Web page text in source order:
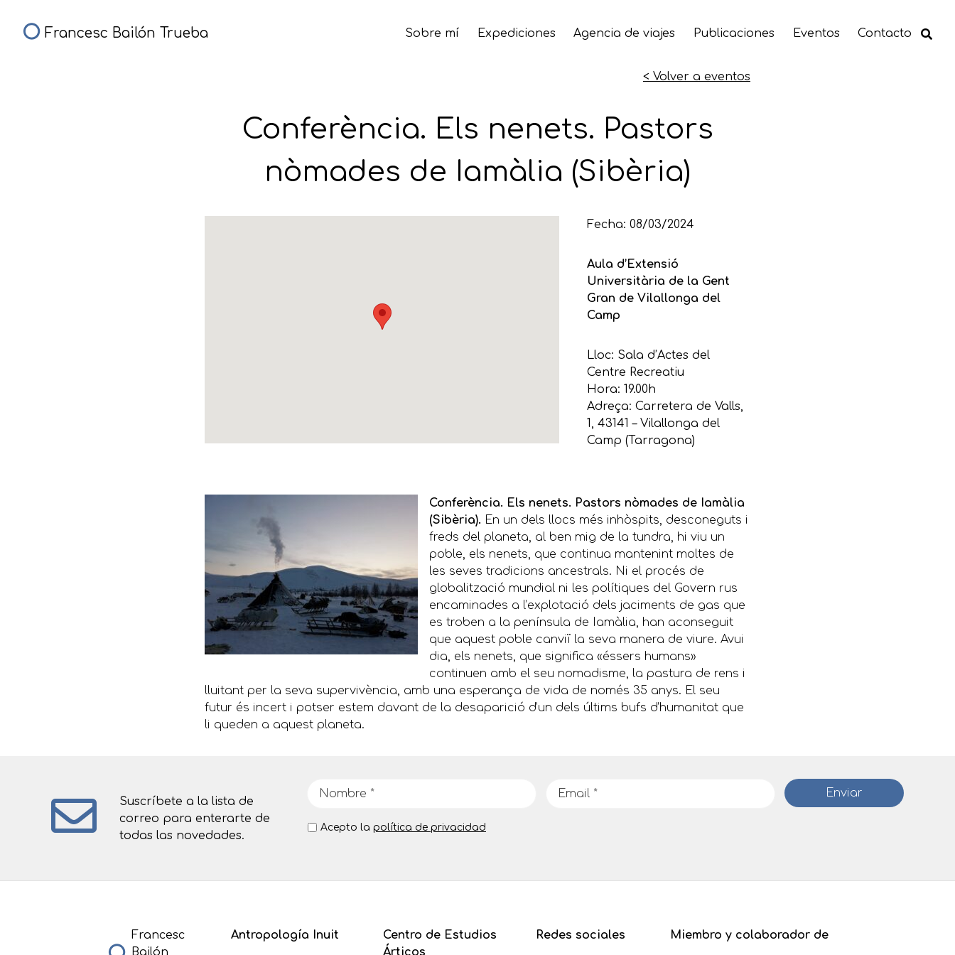
Francesc Bailón Trueba Sobre mí Expediciones Agencia de viajes Publicaciones Eventos Contacto
< Volver a eventos
Conferència. Els nenets. Pastors
nòmades de Iamàlia (Sibèria)
Fecha: 08/03/2024
Aula d’Extensió
Universitària de la Gent
Gran de Vilallonga del
Camp
Lloc: Sala d’Actes del
Centre Recreatiu
Hora: 19.00h
Adreça: Carretera de Valls,
1, 43141 – Vilallonga del
Camp (Tarragona)
Conferència. Els nenets. Pastors nòmades de Iamàlia
(Sibèria). En un dels llocs més inhòspits, desconeguts i
freds del planeta, al ben mig de la tundra, hi viu un
poble, els nenets, que continua mantenint moltes de
les seves tradicions ancestrals. Ni el procés de
globalització mundial ni les polítiques del Govern rus
encaminades a l’explotació dels jaciments de gas que
es troben a la península de Iamàlia, han aconseguit
que aquest poble canviï la seva manera de viure. Avui
dia, els nenets, que significa «éssers humans»
continuen amb el seu nomadisme, la pastura de rens i
lluitant per la seva supervivència, amb una esperança de vida de només 35 anys. El seu
futur és incert i potser estem davant de la desaparició d’un dels últims bufs d’humanitat que
li queden a aquest planeta.
Suscríbete a la lista de
correo para enterarte de
todas las novedades.
Acepto la política de privacidad
Francesc
Bailón
Antropología Inuit
Centro de Estudios
Árticos
Redes sociales Miembro y colaborador de